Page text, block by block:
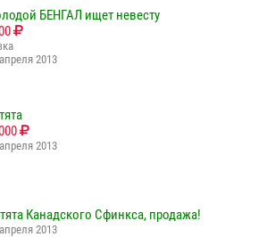
БЕНГАЛ ищет невесту
2013
2013
Канадского Сфинкса, продажа!
2013